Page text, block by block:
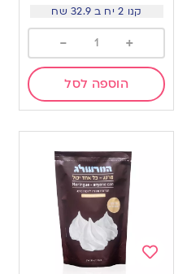
קנו 2 יח ב 32.9 שח
+
-
הוספה לסל